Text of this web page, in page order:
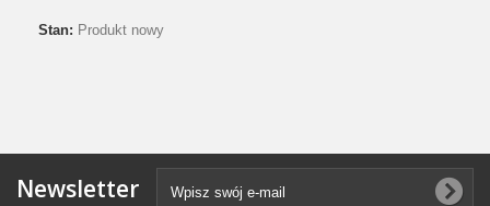
Stan: Produkt nowy
Newsletter